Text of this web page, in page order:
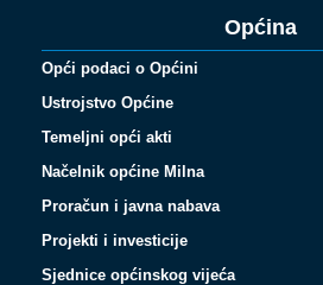
Općina
Opći podaci o Općini
Ustrojstvo Općine
Temeljni opći akti
Načelnik općine Milna
Proračun i javna nabava
Projekti i investicije
Sjednice općinskog vijeća